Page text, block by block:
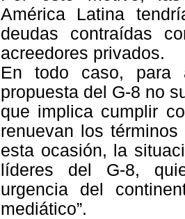
América Latina
deudas contraídas
acreedores privados.
En todo caso, para
propuesta del G-8 no
que implica cumplir
renuevan los
esta ocasión, la
líderes del G-8,
urgencia del
mediático”.